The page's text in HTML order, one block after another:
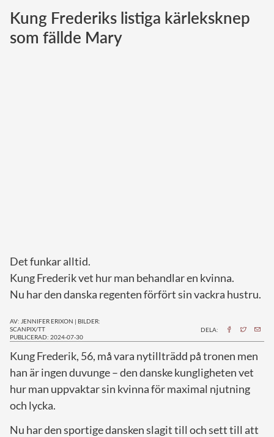
Norska kungahuset
Danska kungahuset
Kung Frederiks listiga kärleksknep
som fällde Mary
Det funkar alltid.
Kung Frederik vet hur man behandlar en kvinna.
Nu har den danska regenten förfört sin vackra hustru.
AV: JENNIFER ERIXON | BILDER:
SCANPIX/TT
PUBLICERAD: 2024-07-30
DELA:
Kung Frederik, 56, må vara nytillträdd på tronen men
han är ingen duvunge – den danske kungligheten vet
hur man uppvaktar sin kvinna för maximal njutning
och lycka.
Nu har den sportige dansken slagit till och sett till att